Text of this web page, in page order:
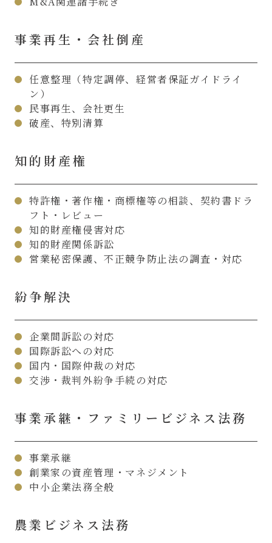
事業再生・会社倒産
任意整理（特定調停、経営者保証ガイドライ
ン）
民事再生、会社更生
破産、特別清算
知的財産権
特許権・著作権・商標権等の相談、契約書ドラ
フト・レビュー
知的財産権侵害対応
知的財産関係訴訟
営業秘密保護、不正競争防止法の調査・対応
紛争解決
企業間訴訟の対応
国際訴訟への対応
国内・国際仲裁の対応
交渉・裁判外紛争手続の対応
事業承継・ファミリービジネス法務
事業承継
創業家の資産管理・マネジメント
中小企業法務全般
農業ビジネス法務